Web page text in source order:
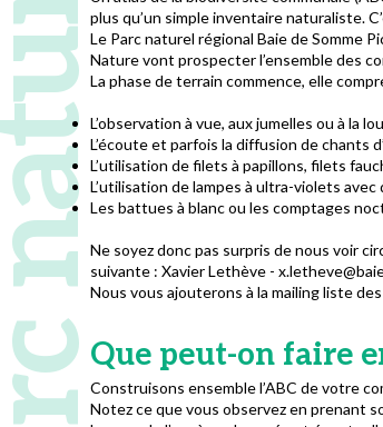
plus qu’un simple inventaire naturaliste.
Le Parc naturel régional Baie de Somme
Nature vont prospecter l’ensemble des
La phase de terrain commence, elle
L’observation à vue, aux jumelles ou à la
L’écoute et parfois la diffusion de chants
L’utilisation de filets à papillons, filets
L’utilisation de lampes à ultra-violets
Les battues à blanc ou les comptages
Ne soyez donc pas surpris de nous voir
suivante : Xavier Lethève -
Nous vous ajouterons à la mailing liste
Que peut-on faire
Construisons ensemble l’ABC de votre
Notez ce que vous observez en prenant